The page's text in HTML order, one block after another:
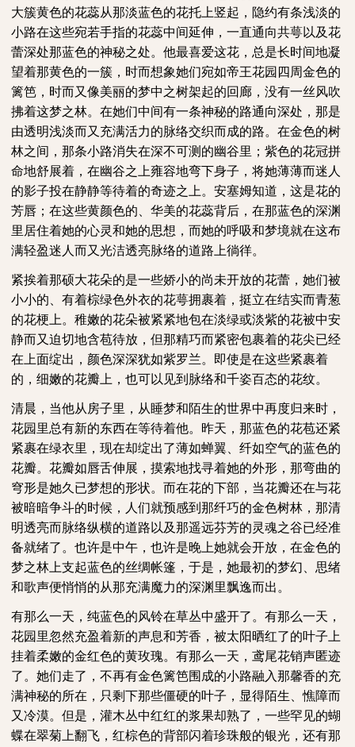
大簇黄色的花蕊从那淡蓝色的花托上竖起，隐约有条浅淡的
小路在这些宛若手指的花蕊中间延伸，一直通向共萼以及花
蕾深处那蓝色的神秘之处。他最喜爱这花，总是长时间地凝
望着那黄色的一簇，时而想象她们宛如帝王花园四周金色的
篱笆，时而又像美丽的梦中之树架起的回廊，没有一丝风吹
拂着这梦之林。在她们中间有一条神秘的路通向深处，那是
由透明浅淡而又充满活力的脉络交织而成的路。在金色的树
林之间，那条小路消失在深不可测的幽谷里；紫色的花冠拼
命地舒展着，在幽谷之上雍容地弯下身子，将她薄薄而迷人
的影子投在静静等待着的奇迹之上。安塞姆知道，这是花的
芳唇；在这些黄颜色的、华美的花蕊背后，在那蓝色的深渊
里居住着她的心灵和她的思想，而她的呼吸和梦境就在这布
满轻盈迷人而又光洁透亮脉络的道路上徜徉。
紧挨着那硕大花朵的是一些娇小的尚未开放的花蕾，她们被
小小的、有着棕绿色外衣的花萼拥裹着，挺立在结实而青葱
的花梗上。稚嫩的花朵被紧紧地包在淡绿或淡紫的花被中安
静而又迫切地含苞待放，但那精巧而紧密包裹着的花尖已经
在上面绽出，颜色深深犹如紫罗兰。即使是在这些紧裹着
的，细嫩的花瓣上，也可以见到脉络和千姿百态的花纹。
清晨，当他从房子里，从睡梦和陌生的世界中再度归来时，
花园里总有新的东西在等待着他。昨天，那蓝色的花苞还紧
紧裹在绿衣里，现在却绽出了薄如蝉翼、纤如空气的蓝色的
花瓣。花瓣如唇舌伸展，摸索地找寻着她的外形，那弯曲的
穹形是她久已梦想的形状。而在花的下部，当花瓣还在与花
被暗暗争斗的时候，人们就预感到那纤巧的金色树林，那清
明透亮而脉络纵横的道路以及那遥远芬芳的灵魂之谷已经准
备就绪了。也许是中午，也许是晚上她就会开放，在金色的
梦之林上支起蓝色的丝绸帐篷，于是，她最初的梦幻、思绪
和歌声便悄悄的从那充满魔力的深渊里飘逸而出。
有那么一天，纯蓝色的风铃在草丛中盛开了。有那么一天，
花园里忽然充盈着新的声息和芳香，被太阳晒红了的叶子上
挂着柔嫩的金红色的黄玫瑰。有那么一天，鸢尾花销声匿迹
了。她们走了，不再有金色篱笆围成的小路融入那馨香的充
满神秘的所在，只剩下那些僵硬的叶子，显得陌生、憔障而
又冷漠。但是，灌木丛中红红的浆果却熟了，一些罕见的蝴
蝶在翠菊上翻飞，红棕色的背部闪着珍珠般的银光，还有那